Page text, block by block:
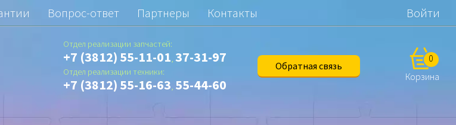
Вопрос-ответ Партнеры Контакты Войти
Отдел реализации запчастей:
+7 (3812) 55-11-01, 37-31-97
Отдел реализации техники:
+7 (3812) 55-16-63, 55-44-60
Обратная связь
0
Корзина